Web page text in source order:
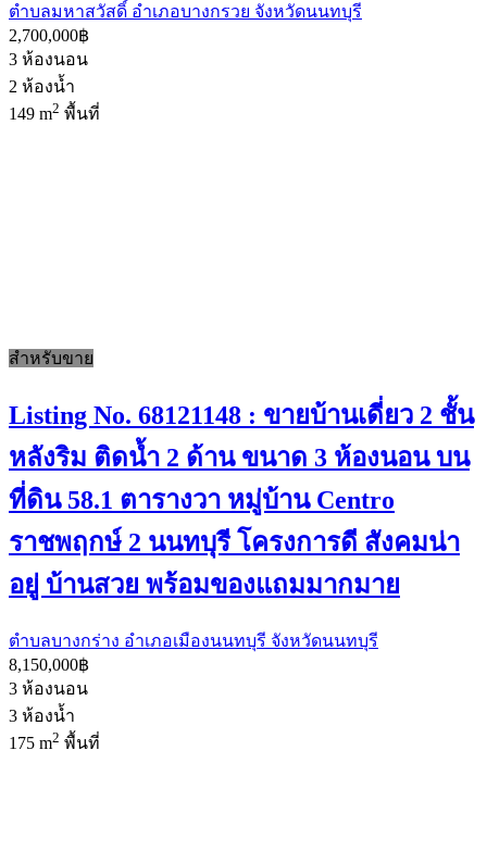
ตำบลมหาสวัสดิ์ อำเภอบางกรวย จังหวัดนนทบุรี
2,700,000฿
3 ห้องนอน
2 ห้องน้ำ
149 m2 พื้นที่
สำหรับขาย
Listing No. 68121148 : ขายบ้านเดี่ยว 2 ชั้น
หลังริม ติดน้ำ 2 ด้าน ขนาด 3 ห้องนอน บน
ที่ดิน 58.1 ตารางวา หมู่บ้าน Centro
ราชพฤกษ์ 2 นนทบุรี โครงการดี สังคมน่า
อยู่ บ้านสวย พร้อมของแถมมากมาย
ตำบลบางกร่าง อำเภอเมืองนนทบุรี จังหวัดนนทบุรี
8,150,000฿
3 ห้องนอน
3 ห้องน้ำ
175 m2 พื้นที่